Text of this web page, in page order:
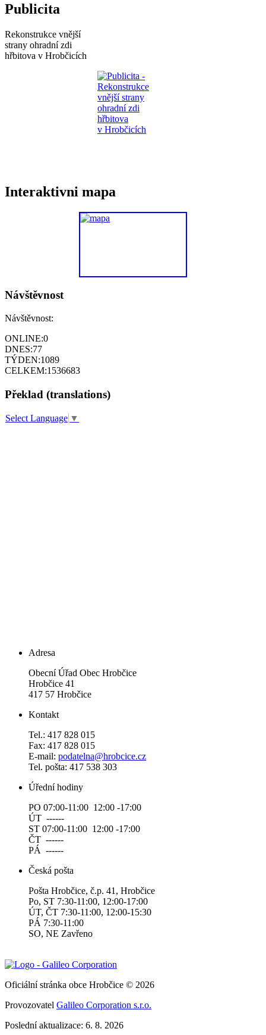
Publicita
Rekonstrukce vnější
strany ohradní zdi
hřbitova v Hrobčicích
Interaktivni mapa
Návštěvnost
Návštěvnost:
ONLINE:0
DNES:77
TÝDEN:1089
CELKEM:1536683
Překlad (translations)
Select Language ▼
Adresa
Obecní Úřad Obec Hrobčice
Hrobčice 41
417 57 Hrobčice
Kontakt
Tel.: 417 828 015
Fax: 417 828 015
E-mail: podatelna@hrobcice.cz
Tel. pošta: 417 538 303
Úřední hodiny
PO 07:00-11:00 12:00 -17:00
ÚT ------
ST 07:00-11:00 12:00 -17:00
ČT ------
PÁ ------
Česká pošta
Pošta Hrobčice, č.p. 41, Hrobčice
Po, ST 7:30-11:00, 12:00-17:00
ÚT, ČT 7:30-11:00, 12:00-15:30
PÁ 7:30-11:00
SO, NE Zavřeno
Oficiální stránka obce Hrobčice © 2026
Provozovatel Galileo Corporation s.r.o.
Poslední aktualizace: 6. 8. 2026